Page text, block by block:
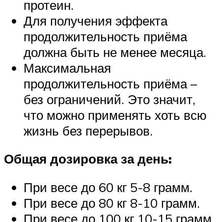
протеин.
Для получения эффекта
продолжительность приёма
должна быть не менее месяца.
Максимальная
продолжительность приёма –
без ограничений. Это значит,
что можно применять хоть всю
жизнь без перерывов.
Общая дозировка за день:
При весе до 60 кг 5-8 грамм.
При весе до 80 кг 8-10 грамм.
При весе до 100 кг 10-15 грамм.